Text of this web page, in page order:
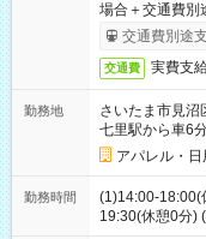
場合＋交通費別
交通費別途
交通費 実費支
勤務地
さいたま市見沼
七里駅から車6
アパレル・
勤務時間
(1)14:00-18:00(
19:30(休憩0分)
ます